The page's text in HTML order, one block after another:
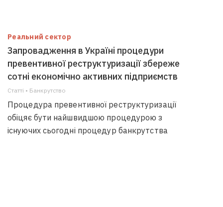
Реальний сектор
Запровадження в Україні процедури
превентивної реструктуризації збереже
сотні економічно активних підприємств
Статті • Банкрутство
Процедура превентивної реструктуризації
обіцяє бути найшвидшою процедурою з
існуючих сьогодні процедур банкрутства